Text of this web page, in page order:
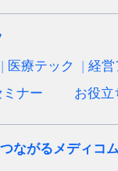
医療テック 経営
ナー
お役立
つながるメディコ